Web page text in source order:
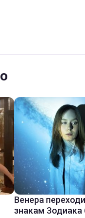
Венера
знакам Зодиака